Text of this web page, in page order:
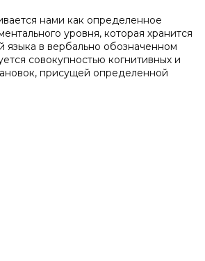
нами как определенное
уровня, которая хранится
языка в вербально обозначенном
совокупностью когнитивных и
присущей определенной